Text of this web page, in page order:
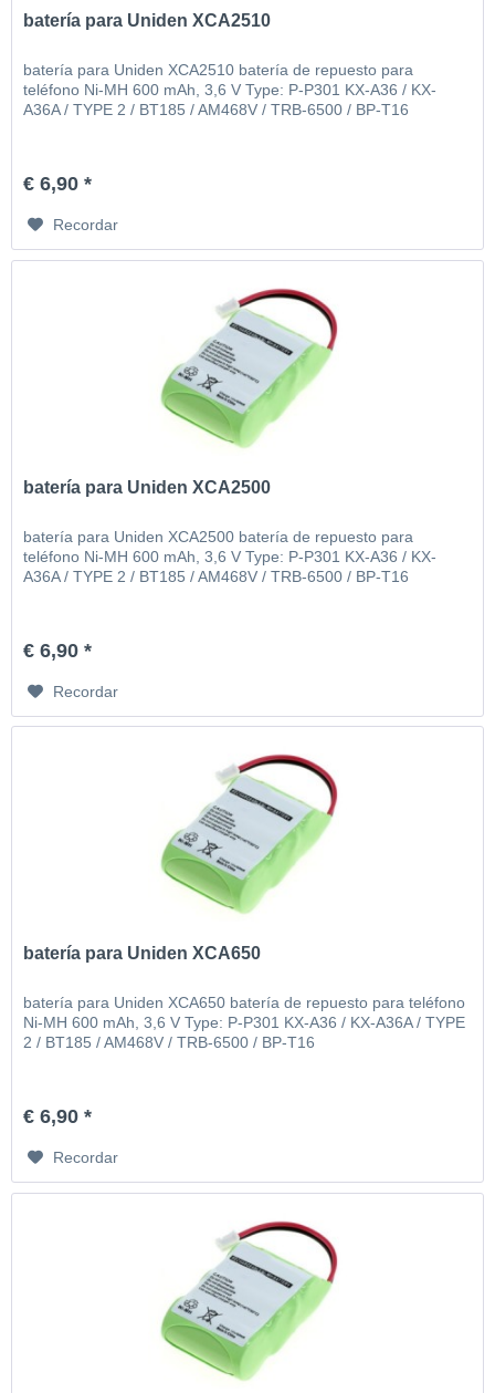
batería para Uniden XCA2510
batería para Uniden XCA2510 batería de repuesto para
teléfono Ni-MH 600 mAh, 3,6 V Type: P-P301 KX-A36 / KX-
A36A / TYPE 2 / BT185 / AM468V / TRB-6500 / BP-T16
€ 6,90 *
Recordar
batería para Uniden XCA2500
batería para Uniden XCA2500 batería de repuesto para
teléfono Ni-MH 600 mAh, 3,6 V Type: P-P301 KX-A36 / KX-
A36A / TYPE 2 / BT185 / AM468V / TRB-6500 / BP-T16
€ 6,90 *
Recordar
batería para Uniden XCA650
batería para Uniden XCA650 batería de repuesto para teléfono
Ni-MH 600 mAh, 3,6 V Type: P-P301 KX-A36 / KX-A36A / TYPE
2 / BT185 / AM468V / TRB-6500 / BP-T16
€ 6,90 *
Recordar